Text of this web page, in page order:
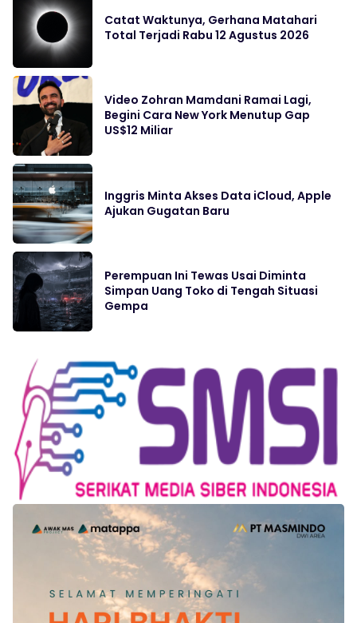
Catat Waktunya, Gerhana Matahari
Total Terjadi Rabu 12 Agustus 2026
Video Zohran Mamdani Ramai Lagi,
Begini Cara New York Menutup Gap
US$12 Miliar
Inggris Minta Akses Data iCloud, Apple
Ajukan Gugatan Baru
Perempuan Ini Tewas Usai Diminta
Simpan Uang Toko di Tengah Situasi
Gempa